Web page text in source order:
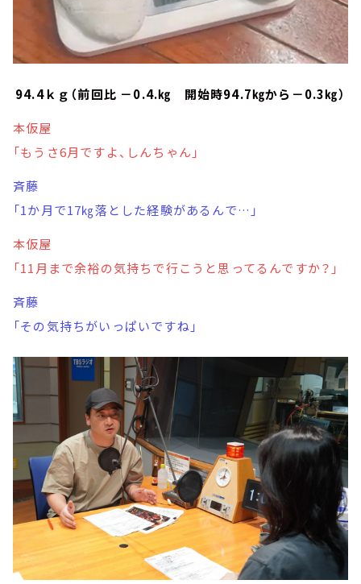
94.4ｋｇ（前回比 －0.4.㎏ 開始時94.7㎏から－0.3㎏）
本仮屋
「もうさ6月ですよ、しんちゃん」
斉藤
「1か月で17㎏落とした経験があるんで…」
本仮屋
「11月まで余裕の気持ちで行こうと思ってるんですか？」
斉藤
「その気持ちがいっぱいですね」